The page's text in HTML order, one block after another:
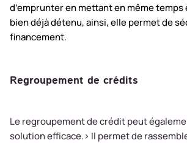
d’emprunter en mettant en même temps
bien déjà détenu, ainsi, elle permet de
financement.
Regroupement de crédits
Le regroupement de crédit peut
solution efficace.> Il permet de